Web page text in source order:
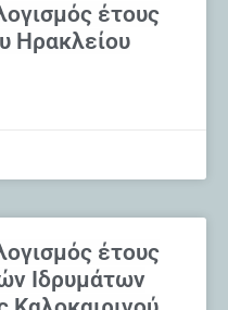
έτους
Ηρακλείου
έτους
Ιδρυμάτων